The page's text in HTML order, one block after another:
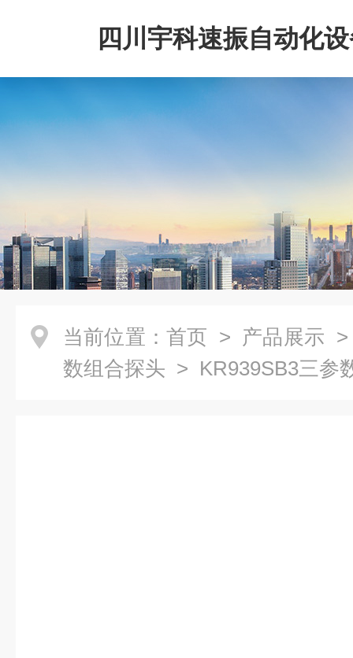
四川宇科速振自动化
公司
当前位置： 首页 > 产品展示
数组合探头 > KR939SB3三参